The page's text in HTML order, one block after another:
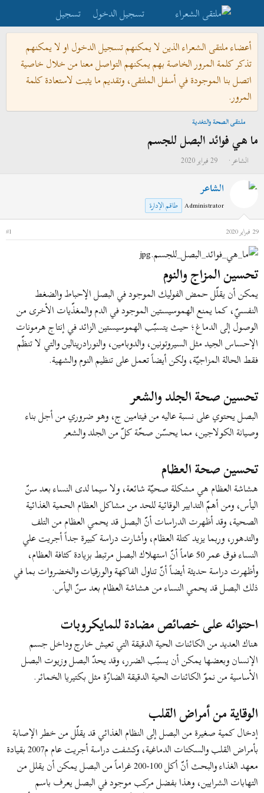
تسجيل الدخول
تسجيل
أعضاء ملتقى الشعراء الذين لا يمكنهم تسجيل الدخول او لا يمكنهم
تذكر كلمة المرور الخاصة بهم يمكنهم التواصل معنا من خلال خاصية
اتصل بنا الموجودة في أسفل الملتقى، وتقديم ما يثبت لاستعادة كلمة
المرور.
ملتقى الصحة والتغدية
ما هي فوائد البصل للجسم
ب
د
ل
م
و
و
ع
الشاعر
ت
ر
ي
ل
ب
د
ء
29 فبراير 2020
الشاعر
Administrator طاقم الإدارة
29 فبراير 2020
#1
تحسين المزاج والنوم
يمكن أن يقلّل حمض الفوليك الموجود في البصل الإحباط والضغط
النفسيّ، كما يمنع الهموسيستين الموجود في الدم والمغذّيات الأخرى من
الوصول إلى الدماغ؛ حيث يتسبّب الهموسيستين الزائد في إنتاج هرمونات
الإحساس الجيد مثل السيروتونين، والدوبامين، والنورادرينالين والتي لا تنظّم
فقط الحالة المزاجيّة، ولكن أيضاً تعمل على تنظيم النوم والشهية.
تحسين صحة الجلد والشعر
البصل يحتوي على نسبة عاليه من فيتامين ج، وهو ضروري من أجل بناء
وصيانة الكولاجين، مما يحسّن صحّة كلّ من الجلد والشعر
تحسين صحة العظام
هشاشة العظام هي مشكلة صحيّة شائعة، ولا سيما لدى النساء بعد سنّ
اليأس، ومن أهمّ التدابير الوقائية للحد من مشاكل العظام الحمية الغذائية
الصحية، وقد أظهرت الدراسات أنّ البصل قد يحمي العظام من التلف
والتدهور، وربما يزيد كتلة العظام، وأشارت دراسة كبيرة جداً أجريت علي
النساء فوق عمر 50 عاماً أنّ استهلاك البصل مرتبط بزيادة كثافة العظام،
وأظهرت دراسة حديثة أيضاً أنّ تناول الفاكهة والورقيات والخضروات بما في
ذلك البصل قد يحمي النساء من هشاشة العظام بعد سنّ اليأس.
احتوائه على خصائص مضادة للمايكروبات
هناك العديد من الكائنات الحية الدقيقة التي تعيش خارج وداخل جسم
الإنسان وبعضها يمكن أن يسبّب الضرر، وقد يحدّ البصل وزيوت البصل
الأساسية من نموّ الكائنات الحية الدقيقة الضارّة مثل بكتيريا الخمائر.
الوقاية من أمراض القلب
إدخال كمية صغيرة من البصل إلى النظام الغذائي قد يقلّل من خطر الإصابة
بأمراض القلب والسكتات الدماغية، وكشفت دراسة أجريت عام م2007 بقيادة
معهد الغذاء والبحث أنّ أكل 100-200 غراماً من البصل يمكن أن يقلل من
التهابات الشرايين، وهذا بفضل مركب موجود في البصل يعرف باسم